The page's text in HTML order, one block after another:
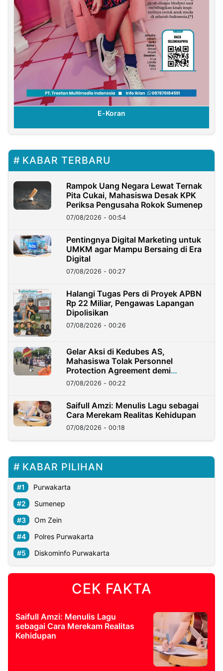
E-Koran
KABAR TERBARU
Rampok Uang Negara Lewat Ternak
Pita Cukai, Mahasiswa Desak KPK
Periksa Pengusaha Rokok Sumenep
07/08/2026 - 00:54
Pentingnya Digital Marketing untuk
UMKM agar Mampu Bersaing di Era
Digital
07/08/2026 - 00:27
Halangi Tugas Pers di Proyek APBN
Rp 22 Miliar, Pengawas Lapangan
Dipolisikan
07/08/2026 - 00:26
Gelar Aksi di Kedubes AS,
Mahasiswa Tolak Personnel
Protection Agreement demi
Kedaulatan Negara
07/08/2026 - 00:22
Saifull Amzi: Menulis Lagu sebagai
Cara Merekam Realitas Kehidupan
07/08/2026 - 00:18
KABAR PILIHAN
Purwakarta
Sumenep
Om Zein
Polres Purwakarta
Diskominfo Purwakarta
CEK FAKTA
Saifull Amzi: Menulis Lagu
sebagai Cara Merekam Realitas
Kehidupan